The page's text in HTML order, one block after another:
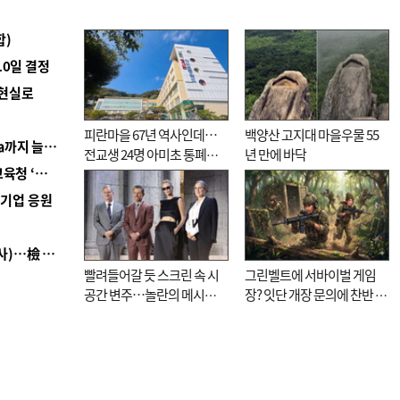
)
일 결정
실로
■ 경남 농정 비전 ‘잘 사는 농촌’…스마트팜 1000㏊까지 늘린다
■ 교육혁신선도지 공모 코앞인데…구·군 난색에 교육청 ‘쩔쩔’
업 응원
■ 검사 신분 버리고 직급하향(10년 이하 저연차 검사)…檢 중수청행 기피
피란마을 67년 역사인데…
전교생 24명 아미초 통폐합
기로
백양산 고지대 마을우물 55
년 만에 바닥
빨려들어갈 듯 스크린 속 시
공간 변주…놀란의 메시지
그린벨트에 서바이벌 게임
장? 잇단 개장 문의에 찬반 논